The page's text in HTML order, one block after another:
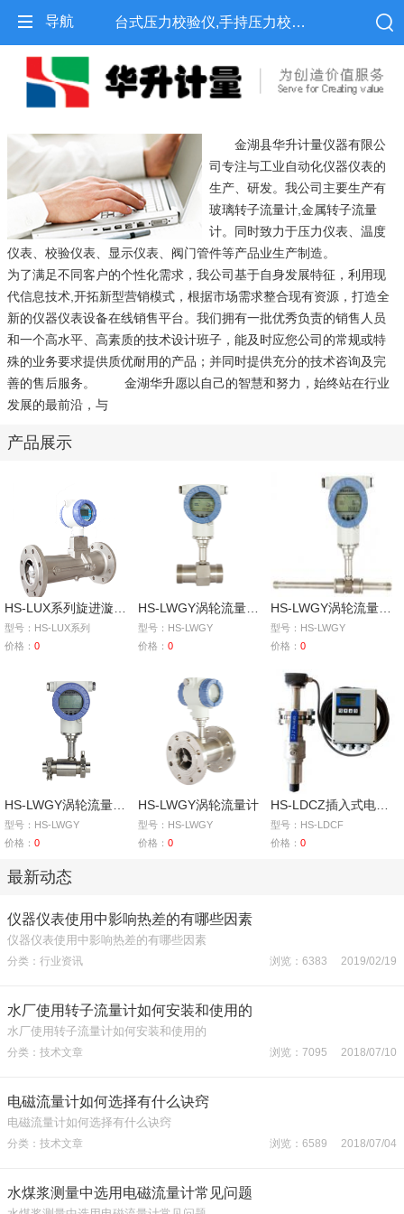
导航 台式压力校验仪,手持压力校验仪,便携式压力校验仪-金湖县华升计量仪器有限公司
金湖县华升计量仪器有限公
司专注与工业自动化仪器仪表的
生产、研发。我公司主要生产有
玻璃转子流量计,金属转子流量
计。同时致力于压力仪表、温度
仪表、校验仪表、显示仪表、阀门管件等产品业生产制造。
为了满足不同客户的个性化需求，我公司基于自身发展特征，利用现
代信息技术,开拓新型营销模式，根据市场需求整合现有资源，打造全
新的仪器仪表设备在线销售平台。我们拥有一批优秀负责的销售人员
和一个高水平、高素质的技术设计班子，能及时应您公司的常规或特
殊的业务要求提供质优耐用的产品；并同时提供充分的技术咨询及完
善的售后服务。 金湖华升愿以自己的智慧和努力，始终站在行业
发展的最前沿，与
产品展示
型号：HS-LUX系列
价格： 0
HS-LWGY涡轮流量计（螺纹连接）
型号：HS-LWGY
价格： 0
型号：HS-LWGY
价格：0
型号：HS-LWGY
价格： 0
HS-LWGY涡轮流量计
型号：HS-LWGY
价格： 0
型号：HS-LDCF
价格：0
最新动态
仪器仪表使用中影响热差的有哪些因素
仪器仪表使用中影响热差的有哪些因素
分类：行业资讯 浏览：6383 2019/02/19
水厂使用转子流量计如何安装和使用的
水厂使用转子流量计如何安装和使用的
分类：技术文章 浏览：7095 2018/07/10
电磁流量计如何选择有什么诀窍
电磁流量计如何选择有什么诀窍
分类：技术文章 浏览：6589 2018/07/04
水煤浆测量中选用电磁流量计常见问题